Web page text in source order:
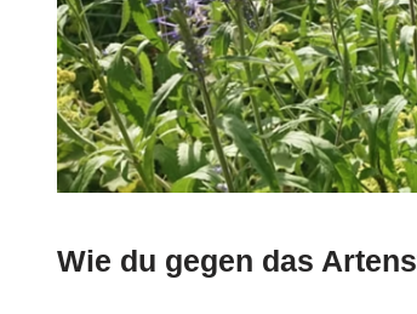
Wie du gegen das